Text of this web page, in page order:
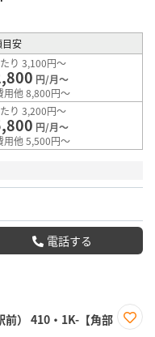
目安
り 3,100円～
円/月～
用他 8,800円～
り 3,200円～
円/月～
用他 5,500円～
電話する
前） 410・1K-【角部